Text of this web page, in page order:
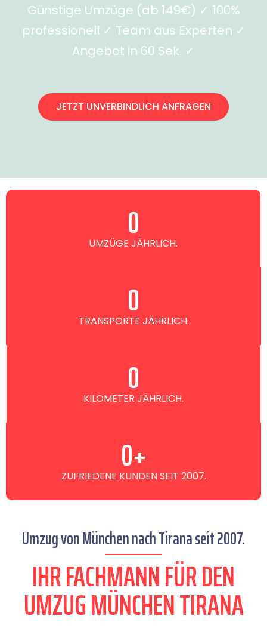
Günstige Umzüge (ab 149€) ✓ 100%
professionell ✓ Team aus Experten ✓
Angebot in 60 Sek. ✓
JETZT UNVERBINDLICH ANFRAGEN
UMZÜGE JÄHRLICH.
0
TRANSPORTE JÄHRLICH.
0
KILOMETER JÄHRLICH.
0
ZUFRIEDENE KUNDEN SEIT 2007.
0+
Umzug von München nach Tirana seit 2007.
IHR FACHMANN FÜR DEN
UMZUG MÜNCHEN TIRANA